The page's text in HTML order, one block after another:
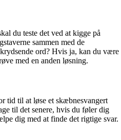
du teste det ved at kigge på
sammen med de
ord? Hvis ja, kan du være
med en anden løsning.
tid til at løse et skæbnesvangert
til det senere, hvis du føler dig
dig med at finde det rigtige svar.